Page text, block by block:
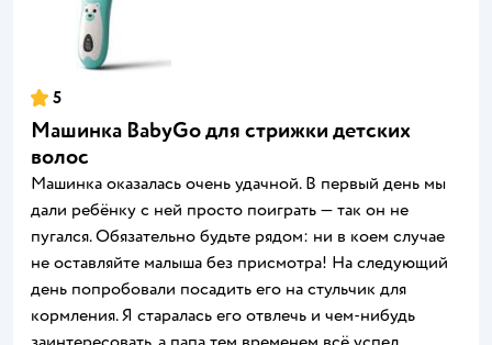
5
Машинка BabyGo для стрижки детских
волос
Машинка оказалась очень удачной. В первый день мы
дали ребёнку с ней просто поиграть — так он не
пугался. Обязательно будьте рядом: ни в коем случае
не оставляйте малыша без присмотра! На следующий
день попробовали посадить его на стульчик для
кормления. Я старалась его отвлечь и чем‑нибудь